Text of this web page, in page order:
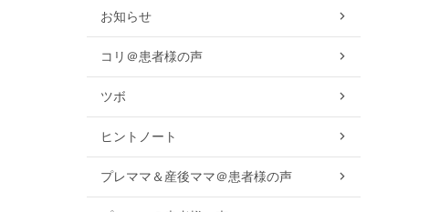
お知らせ
コリ＠患者様の声
ツボ
ヒントノート
プレママ＆産後ママ＠患者様の声